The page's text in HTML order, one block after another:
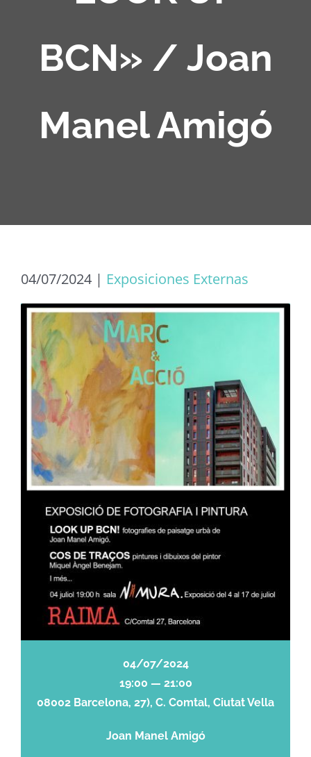
BCN» / Joan
Manel Amigó
04/07/2024 | Exposiciones Externas
04/07/2024
19:00 — 21:00
08002 Barcelona, 27), C. Comtal, Ciutat Vella
Joan Manel Amigó